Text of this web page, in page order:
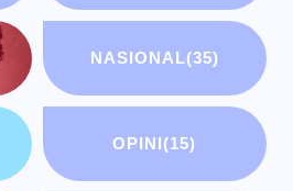
NASIONAL(35)
OPINI(15)